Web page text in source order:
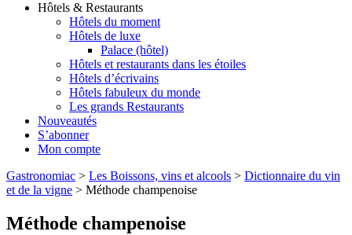
Hôtels & Restaurants
Hôtels du moment
Hôtels de luxe
Palace (hôtel)
Hôtels et restaurants dans les étoiles
Hôtels d’écrivains
Hôtels fabuleux du monde
Les grands Restaurants
Nouveautés
S’abonner
Mon compte
Gastronomiac > Les Boissons, vins et alcools > Dictionnaire du vin
et de la vigne > Méthode champenoise
Méthode champenoise